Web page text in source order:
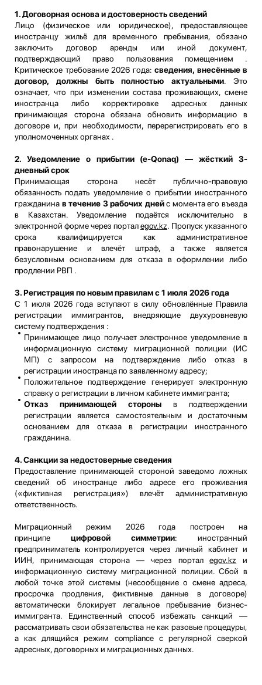
1. Договорная основа и достоверность сведений
Лицо (физическое или юридическое), предоставляющее
иностранцу жильё для временного пребывания, обязано
заключить договор аренды или иной документ,
подтверждающий право пользования помещением .
Критическое требование 2026 года: сведения, внесённые в
договор, должны быть полностью актуальными. Это
означает, что при изменении состава проживающих, смене
иностранца либо корректировке адресных данных
принимающая сторона обязана обновить информацию в
договоре и, при необходимости, перерегистрировать его в
уполномоченных органах .
2. Уведомление о прибытии (e-Qonaq) — жёсткий 3-
дневный срок
Принимающая сторона несёт публично-правовую
обязанность подать уведомление о прибытии иностранного
гражданина в течение 3 рабочих днейс момента его въезда
в Казахстан. Уведомление подаётся исключительно в
электронной форме через порталegov.kz. Пропуск указанного
срока квалифицируется как административное
правонарушение и влечёт штраф, а также является
безусловным основанием для отказа в оформлении либо
продлении РВП .
3. Регистрация по новым правилам с 1 июля 2026 года
С 1 июля 2026 года вступают в силу обновлённые Правила
регистрации иммигрантов, внедряющие двухуровневую
систему подтверждения :
Принимающее лицо получает электронное уведомление в
информационную систему миграционной полиции (ИС
МП) с запросом на подтверждение либо отказ в
регистрации иностранца по заявленному адресу;
Положительное подтверждение генерирует электронную
справку о регистрации в личном кабинете иммигранта;
Отказ принимающей стороны в подтверждении
регистрации является самостоятельным и достаточным
основанием для отказа в регистрации иностранного
гражданина.
4. Санкции за недостоверные сведения
Предоставление принимающей стороной заведомо ложных
сведений об иностранце либо адресе его проживания
(«фиктивная регистрация») влечёт административную
ответственность.
Миграционный режим 2026 года построен на
принципе цифровой симметрии: иностранный
предприниматель контролируется через личный кабинет и
ИИН, принимающая сторона — через порталegov.kz и
информационную систему миграционной полиции. Сбой в
любой точке этой системы (несообщение о смене адреса,
просрочка продления, фиктивные данные в договоре)
автоматически блокирует легальное пребывание бизнес-
иммигранта. Единственный способ избежать санкций —
рассматривать свои обязательства не как разовые процедуры,
а как длящийся режим compliance с регулярной сверкой
адресных, договорных и миграционных данных.